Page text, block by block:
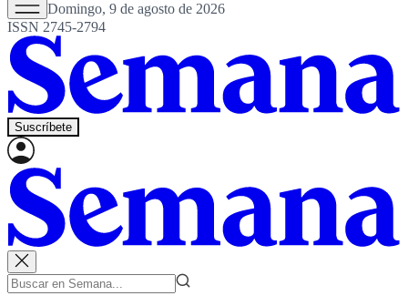
Domingo, 9 de agosto de 2026
ISSN 2745-2794
Suscríbete